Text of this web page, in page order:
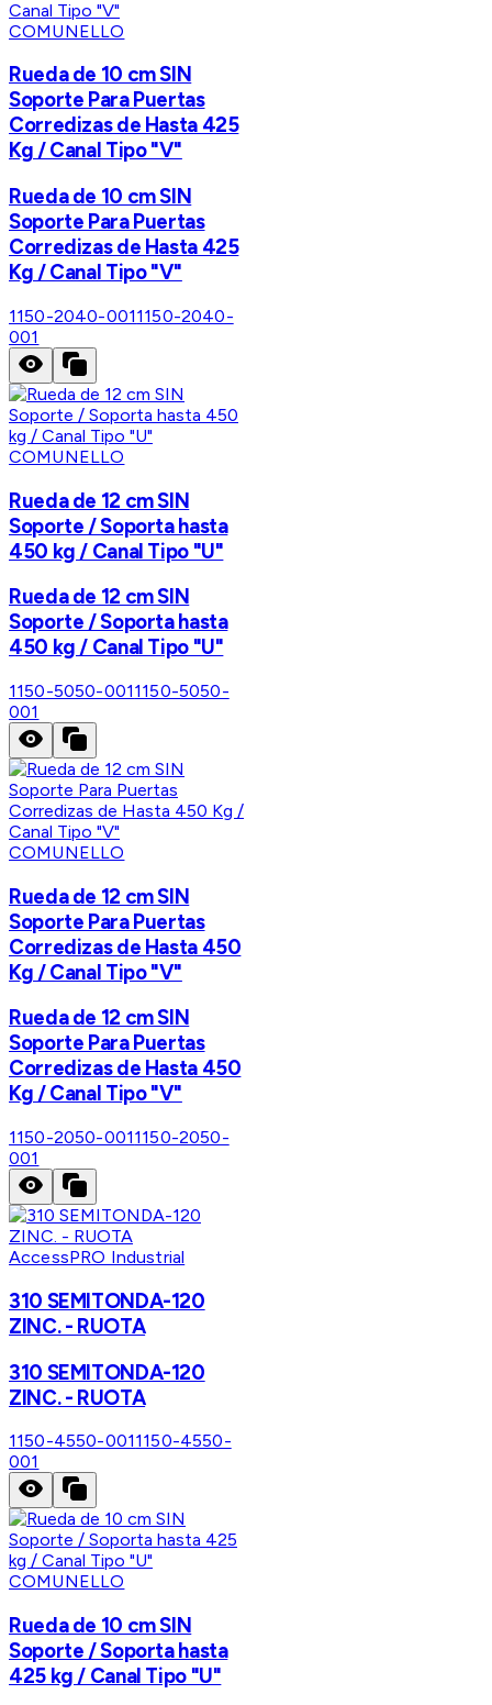
COMUNELLO
Rueda de 10 cm SIN
Soporte Para Puertas
Corredizas de Hasta 425
Kg / Canal Tipo "V"
Rueda de 10 cm SIN
Soporte Para Puertas
Corredizas de Hasta 425
Kg / Canal Tipo "V"
1150-2040-0011150-2040-
001
COMUNELLO
Rueda de 12 cm SIN
Soporte / Soporta hasta
450 kg / Canal Tipo "U"
Rueda de 12 cm SIN
Soporte / Soporta hasta
450 kg / Canal Tipo "U"
1150-5050-0011150-5050-
001
COMUNELLO
Rueda de 12 cm SIN
Soporte Para Puertas
Corredizas de Hasta 450
Kg / Canal Tipo "V"
Rueda de 12 cm SIN
Soporte Para Puertas
Corredizas de Hasta 450
Kg / Canal Tipo "V"
1150-2050-0011150-2050-
001
AccessPRO Industrial
310 SEMITONDA-120
ZINC. - RUOTA
310 SEMITONDA-120
ZINC. - RUOTA
1150-4550-0011150-4550-
001
COMUNELLO
Rueda de 10 cm SIN
Soporte / Soporta hasta
425 kg / Canal Tipo "U"